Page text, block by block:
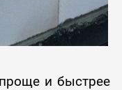
и быстрее